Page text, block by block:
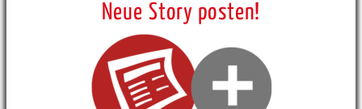
Neue Story posten!